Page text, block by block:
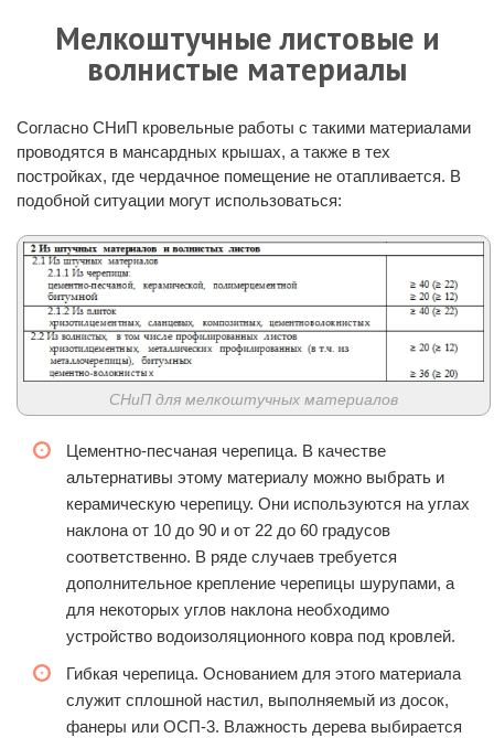
Мелкоштучные листовые и
волнистые материалы
Согласно СНиП кровельные работы с такими материалами
проводятся в мансардных крышах, а также в тех
постройках, где чердачное помещение не отапливается. В
подобной ситуации могут использоваться:
СНиП для мелкоштучных материалов
Цементно-песчаная черепица. В качестве
альтернативы этому материалу можно выбрать и
керамическую черепицу. Они используются на углах
наклона от 10 до 90 и от 22 до 60 градусов
соответственно. В ряде случаев требуется
дополнительное крепление черепицы шурупами, а
для некоторых углов наклона необходимо
устройство водоизоляционного ковра под кровлей.
Гибкая черепица. Основанием для этого материала
служит сплошной настил, выполняемый из досок,
фанеры или ОСП-3. Влажность дерева выбирается